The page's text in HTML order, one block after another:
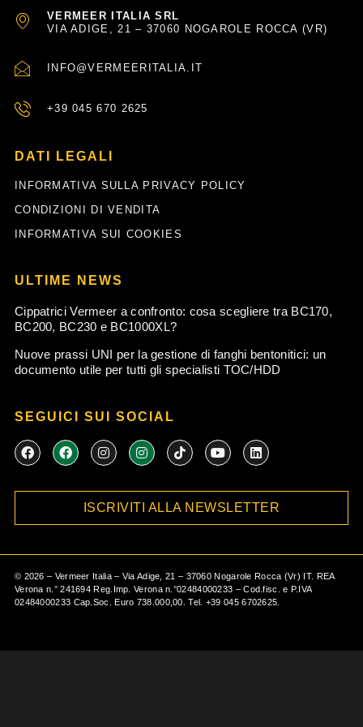
VERMEER ITALIA SRL
VIA ADIGE, 21 – 37060 NOGAROLE ROCCA (VR)
INFO@VERMEERITALIA.IT
+39 045 670 2625
DATI LEGALI
INFORMATIVA SULLA PRIVACY POLICY
CONDIZIONI DI VENDITA
INFORMATIVA SUI COOKIES
ULTIME NEWS
Cippatrici Vermeer a confronto: cosa scegliere tra BC170,
BC200, BC230 e BC1000XL?
Nuove prassi UNI per la gestione di fanghi bentonitici: un
documento utile per tutti gli specialisti TOC/HDD
SEGUICI SUI SOCIAL
F
a
o
F
a
o
I
n
g
r
I
n
g
r
T
i
k
Y
o
b
e
L
i
d
i
ISCRIVITI ALLA NEWSLETTER
© 2026 – Vermeer Italia – Via Adige, 21 – 37060 Nogarole Rocca (Vr) IT. REA
Verona n.° 241694 Reg.Imp. Verona n.°02484000233 – Cod.fisc. e P.IVA
02484000233 Cap.Soc. Euro 738.000,00. Tel. +39 045 6702625